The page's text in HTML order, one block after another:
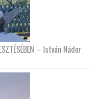
– István Nádor